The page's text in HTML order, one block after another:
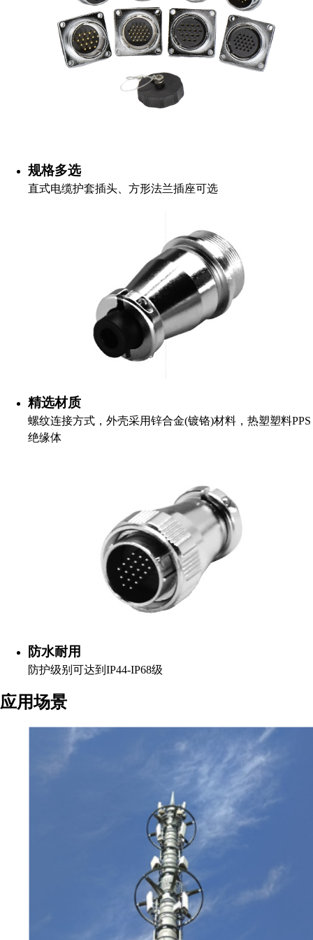
规格多选
直式电缆护套插头、方形法兰插座可选
精选材质
螺纹连接方式，外壳采用锌合金(镀铬)材料，热塑塑料PPS
绝缘体
防水耐用
防护级别可达到IP44-IP68级
应用场景